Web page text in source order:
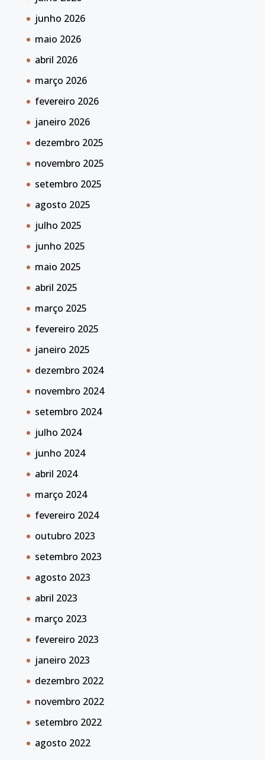
junho 2026
maio 2026
abril 2026
março 2026
fevereiro 2026
janeiro 2026
dezembro 2025
novembro 2025
setembro 2025
agosto 2025
julho 2025
junho 2025
maio 2025
abril 2025
março 2025
fevereiro 2025
janeiro 2025
dezembro 2024
novembro 2024
setembro 2024
julho 2024
junho 2024
abril 2024
março 2024
fevereiro 2024
outubro 2023
setembro 2023
agosto 2023
abril 2023
março 2023
fevereiro 2023
janeiro 2023
dezembro 2022
novembro 2022
setembro 2022
agosto 2022